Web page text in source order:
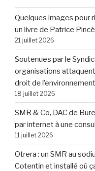
Quelques images pour
un livre de Patrice
21 juillet 2026
Soutenues par le
organisations
droit de l’environnement
18 juillet 2026
SMR & Co, DAC de
par internet à une
11 juillet 2026
Otrera : un SMR au
Cotentin et installé où